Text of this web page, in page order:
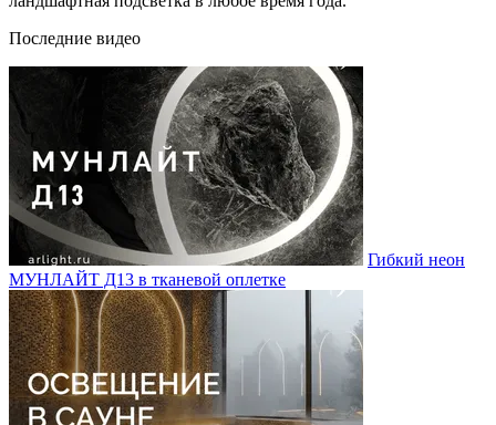
Последние видео
Гибкий неон
МУНЛАЙТ Д13 в тканевой оплетке